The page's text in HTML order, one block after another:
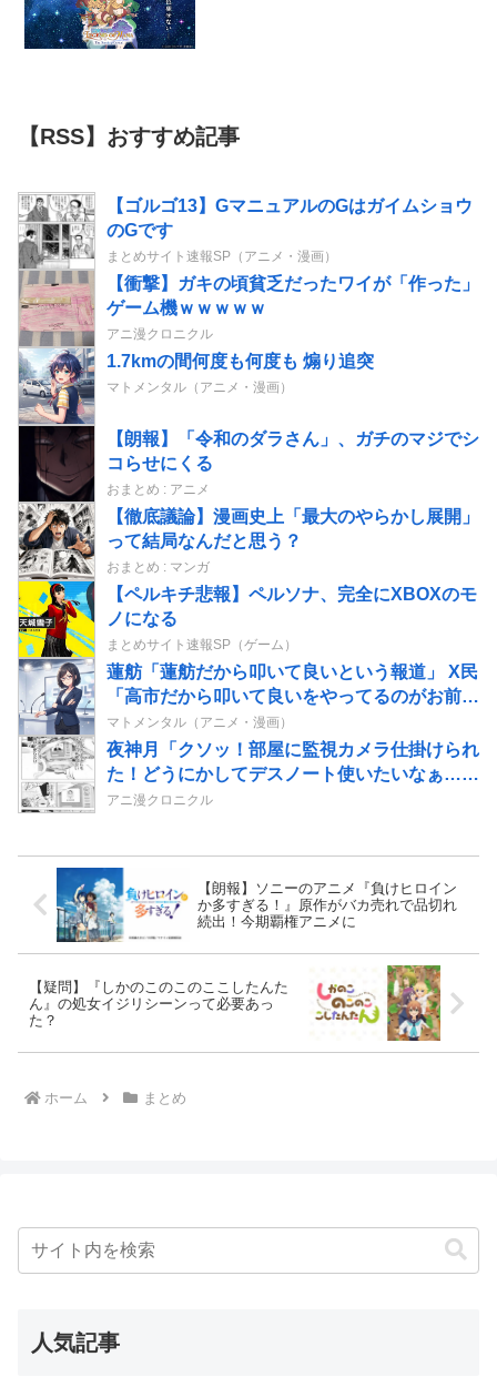
【RSS】おすすめ記事
【ゴルゴ13】GマニュアルのGはガイムショウ
のGです
まとめサイト速報SP（アニメ・漫画）
【衝撃】ガキの頃貧乏だったワイが「作った」
ゲーム機ｗｗｗｗｗ
アニ漫クロニクル
1.7kmの間何度も何度も 煽り追突
マトメンタル（アニメ・漫画）
【朗報】「令和のダラさん」、ガチのマジでシ
コらせにくる
おまとめ : アニメ
【徹底議論】漫画史上「最大のやらかし展開」
って結局なんだと思う？
おまとめ : マンガ
【ペルキチ悲報】ペルソナ、完全にXBOXのモ
ノになる
まとめサイト速報SP（ゲーム）
蓮舫「蓮舫だから叩いて良いという報道」 X民
「高市だから叩いて良いをやってるのがお前だ
ろ」
マトメンタル（アニメ・漫画）
夜神月「クソッ！部屋に監視カメラ仕掛けられ
た！どうにかしてデスノート使いたいなぁ…せ
や！」→結果
アニ漫クロニクル
【朗報】ソニーのアニメ『負けヒロイン
か多すぎる！』原作がバカ売れで品切れ
続出！今期覇権アニメに
【疑問】『しかのこのこのここしたんた
ん』の処女イジリシーンって必要あっ
た？
ホーム まとめ
人気記事